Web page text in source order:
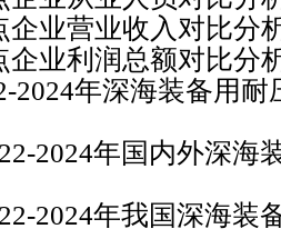
营业收入对比分
利润总额对比分
年深海装备用耐
年国内外深海装
年我国深海装备